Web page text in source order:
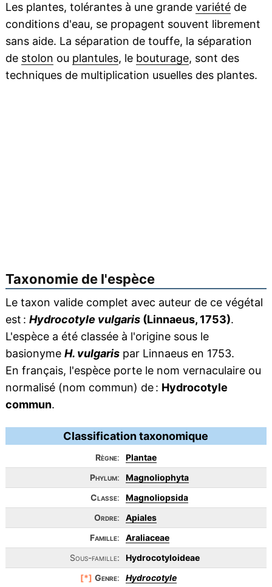
Les plantes, tolérantes à une grande variétéde
conditions d'eau, se propagent souvent librement
sans aide. La séparation de touffe, la séparation
de stolon ou plantules, le bouturage, sont des
techniques de multiplication usuelles des plantes.
Taxonomie de l'espèce
Le taxon valide complet avec auteur de ce végétal
est : Hydrocotyle vulgaris(Linnaeus, 1753).
L'espèce a été classée à l'origine sous le
basionyme H. vulgarispar Linnaeus en 1753.
En français, l'espèce porte le nom vernaculaire ou
normalisé (nom commun) de : Hydrocotyle
commun.
Classification taxonomique
Règne:
Plantae
Phylum:
Magnoliophyta
Classe:
Magnoliopsida
Ordre:
Apiales
Famille:
Araliaceae
Sous-famille:
Hydrocotyloideae
[*] Genre: Hydrocotyle